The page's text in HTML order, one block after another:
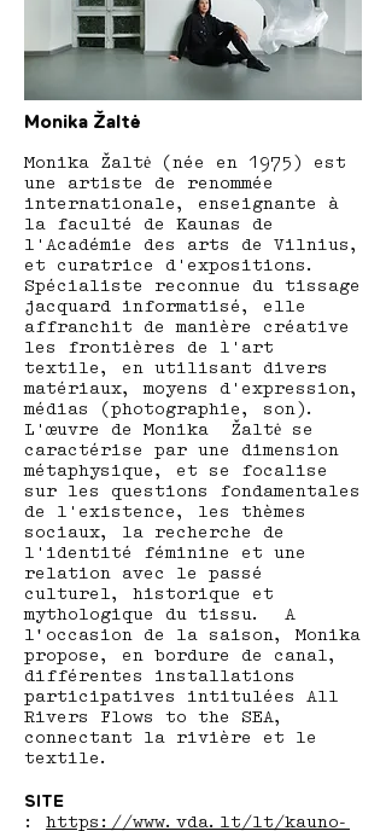
Monika Žaltė
Monika Žaltė (née en 1975) est
une artiste de renommée
internationale, enseignante à
la faculté de Kaunas de
l'Académie des arts de Vilnius,
et curatrice d'expositions.
Spécialiste reconnue du tissage
jacquard informatisé, elle
affranchit de manière créative
les frontières de l'art
textile, en utilisant divers
matériaux, moyens d'expression,
médias (photographie, son).
L'œuvre de Monika Žaltė se
caractérise par une dimension
métaphysique, et se focalise
sur les questions fondamentales
de l'existence, les thèmes
sociaux, la recherche de
l'identité féminine et une
relation avec le passé
culturel, historique et
mythologique du tissu. A
l’occasion de la saison, Monika
propose, en bordure de canal,
différentes installations
participatives intitulées All
Rivers Flows to the SEA,
connectant la rivière et le
textile.
SITE
: https://www.vda.lt/lt/kauno-